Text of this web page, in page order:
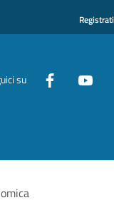
Registrati
su